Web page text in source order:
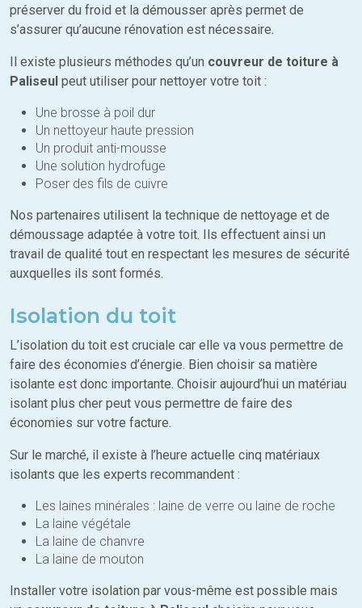
préserver du froid et la démousser après permet de
s’assurer qu’aucune rénovation est nécessaire.
Il existe plusieurs méthodes qu’un couvreur de toiture à
Paliseul peut utiliser pour nettoyer votre toit :
Une brosse à poil dur
Un nettoyeur haute pression
Un produit anti-mousse
Une solution hydrofuge
Poser des fils de cuivre
Nos partenaires utilisent la technique de nettoyage et de
démoussage adaptée à votre toit. Ils effectuent ainsi un
travail de qualité tout en respectant les mesures de sécurité
auxquelles ils sont formés.
Isolation du toit
L’isolation du toit est cruciale car elle va vous permettre de
faire des économies d’énergie. Bien choisir sa matière
isolante est donc importante. Choisir aujourd’hui un matériau
isolant plus cher peut vous permettre de faire des
économies sur votre facture.
Sur le marché, il existe à l’heure actuelle cinq matériaux
isolants que les experts recommandent :
Les laines minérales : laine de verre ou laine de roche
La laine végétale
La laine de chanvre
La laine de mouton
Installer votre isolation par vous-même est possible mais